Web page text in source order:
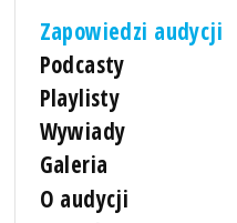
Zapowiedzi audycji
Podcasty
Playlisty
Wywiady
Galeria
O audycji